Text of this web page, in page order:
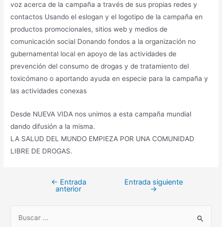
voz acerca de la campaña a través de sus propias redes y
contactos Usando el eslogan y el logotipo de la campaña en
productos promocionales, sitios web y medios de
comunicación social Donando fondos a la organización no
gubernamental local en apoyo de las actividades de
prevención del consumo de drogas y de tratamiento del
toxicómano o aportando ayuda en especie para la campaña y
las actividades conexas
Desde NUEVA VIDA nos unimos a esta campaña mundial
dando difusión a la misma.
LA SALUD DEL MUNDO EMPIEZA POR UNA COMUNIDAD
LIBRE DE DROGAS.
← Entrada
anterior
Entrada siguiente
→